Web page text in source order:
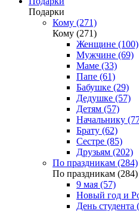
Подарки
Кому (271)
Кому (271)
Женщине (100)
Мужчине (69)
Маме (33)
Папе (61)
Бабушке (29)
Дедушке (57)
Детям (57)
Начальнику
Брату (62)
Сестре (85)
Друзьям (202)
По праздникам (284)
По праздникам (284)
9 мая (57)
Новый год и
День студента